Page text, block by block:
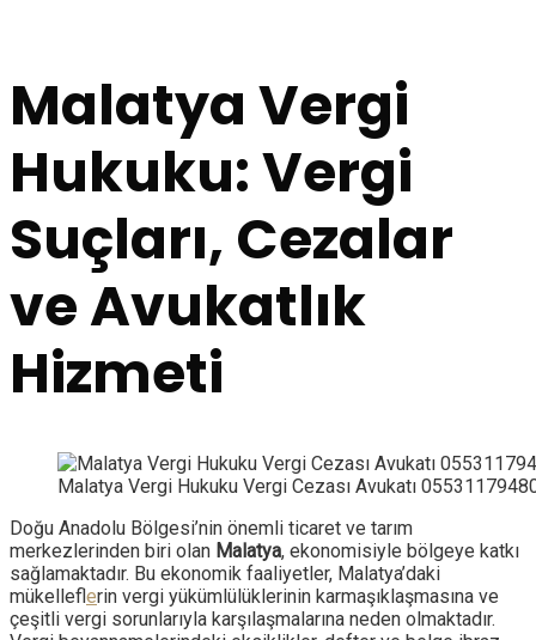
Malatya Vergi
Hukuku: Vergi
Suçları, Cezalar
ve Avukatlık
Hizmeti
Malatya Vergi Hukuku Vergi Cezası Avukatı
Doğu Anadolu Bölgesi’nin önemli ticaret ve tarım
merkezlerinden biri olan Malatya, ekonomisiyle bölgeye katkı
sağlamaktadır. Bu ekonomik faaliyetler, Malatya’daki
mükelleflerin vergi yükümlülüklerinin karmaşıklaşmasına ve
çeşitli vergi sorunlarıyla karşılaşmalarına neden olmaktadır.